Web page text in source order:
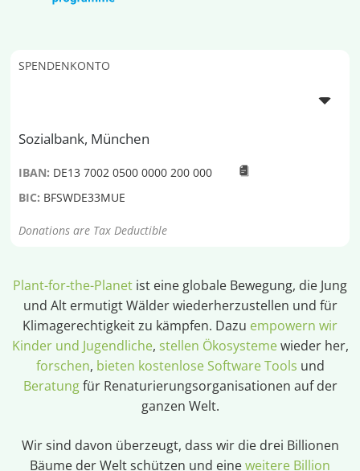
SPENDENKONTO
Sozialbank, München
IBAN: DE13 7002 0500 0000 200 000
BIC: BFSWDE33MUE
Donations are Tax Deductible
Plant-for-the-Planet ist eine globale Bewegung, die Jung
und Alt ermutigt Wälder wiederherzustellen und für
Klimagerechtigkeit zu kämpfen. Dazu empowern wir
Kinder und Jugendliche, stellen Ökosystemewieder her,
forschen, bieten kostenlose Software Tools und
Beratungfür Renaturierungsorganisationen auf der
ganzen Welt.
Wir sind davon überzeugt, dass wir die drei Billionen
Bäume der Welt schützen und eineweitere Billion